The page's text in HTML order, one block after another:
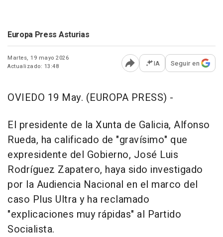
Europa Press Asturias
Martes, 19 mayo 2026
Actualizado: 13:48
Abrir opciones para
IA Seguir en
OVIEDO 19 May. (EUROPA PRESS) -
El presidente de la Xunta de Galicia, Alfonso
Rueda, ha calificado de "gravísimo" que
expresidente del Gobierno, José Luis
Rodríguez Zapatero, haya sido investigado
por la Audiencia Nacional en el marco del
caso Plus Ultra y ha reclamado
"explicaciones muy rápidas" al Partido
Socialista.